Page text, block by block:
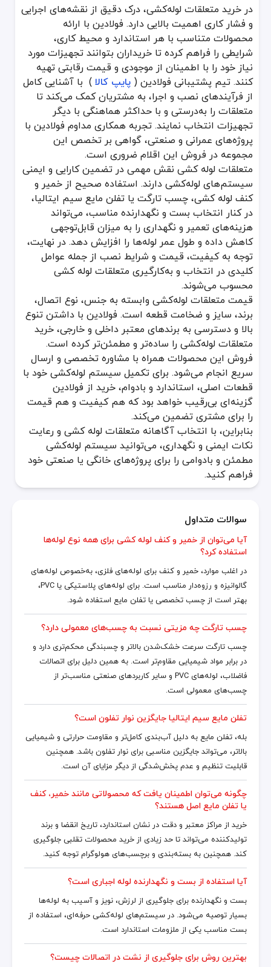
در خرید متعلقات لوله‌کشی، درک دقیق از نقشه‌های اجرایی
و فشار کاری اهمیت بالایی دارد. فولادین با ارائه
محصولات متناسب با هر استاندارد و محیط کاری،
شرایطی را فراهم کرده تا خریداران بتوانند تجهیزات مورد
نیاز خود را با اطمینان از موجودی و قیمت رقابتی تهیه
کنند. تیم پشتیبانی فولادین ( پایپ کالا) با آشنایی کامل
از فرآیندهای نصب و اجرا، به مشتریان کمک می‌کند تا
متعلقات را به‌درستی و با حداکثر هماهنگی با دیگر
تجهیزات انتخاب نمایند. تجربه همکاری مداوم فولادین با
پروژه‌های عمرانی و صنعتی، گواهی بر تخصص این
مجموعه در فروش این اقلام ضروری است.
متعلقات لوله کشی نقش مهمی در تضمین کارایی و ایمنی
سیستم‌های لوله‌کشی دارند. استفاده صحیح از خمیر و
کنف لوله کشی، چسب تارگت یا تفلن مایع سیم ایتالیا،
در کنار انتخاب بست و نگهدارنده مناسب، می‌تواند
هزینه‌های تعمیر و نگهداری را به میزان قابل‌توجهی
کاهش داده و طول عمر لوله‌ها را افزایش دهد. در نهایت،
توجه به کیفیت، قیمت و شرایط نصب از جمله عوامل
کلیدی در انتخاب و به‌کارگیری متعلقات لوله کشی
محسوب می‌شوند.
قیمت متعلقات لوله‌کشی وابسته به جنس، نوع اتصال،
برند، سایز و ضخامت قطعه است. فولادین با داشتن تنوع
بالا و دسترسی به برندهای معتبر داخلی و خارجی، خرید
متعلقات لوله‌کشی را ساده‌تر و مطمئن‌تر کرده است.
فروش این محصولات همراه با مشاوره تخصصی و ارسال
سریع انجام می‌شود. برای تکمیل سیستم لوله‌کشی خود با
قطعات اصلی، استاندارد و بادوام، خرید از فولادین
گزینه‌ای بی‌رقیب خواهد بود که هم کیفیت و هم قیمت
را برای مشتری تضمین می‌کند.
بنابراین، با انتخاب آگاهانه متعلقات لوله کشی و رعایت
نکات ایمنی و نگهداری، می‌توانید سیستم لوله‌کشی
مطمئن و بادوامی را برای پروژه‌های خانگی یا صنعتی خود
فراهم کنید.
سوالات متداول
آیا می‌توان از خمیر و کنف لوله کشی برای همه نوع لوله‌ها
استفاده کرد؟
در اغلب موارد، خمیر و کنف برای لوله‌های فلزی، به‌خصوص لوله‌های
گالوانیزه و رزوه‌دار مناسب است. برای لوله‌های پلاستیکی یا PVC،
بهتر است از چسب تخصصی یا تفلن مایع استفاده شود.
چسب تارگت چه مزیتی نسبت به چسب‌های معمولی دارد؟
چسب تارگت سرعت خشک‌شدن بالاتر و چسبندگی محکم‌تری دارد و
در برابر مواد شیمیایی مقاوم‌تر است. به همین دلیل برای اتصالات
فاضلاب، لوله‌های PVC و سایر کاربردهای صنعتی مناسب‌تر از
چسب‌های معمولی است.
تفلن مایع سیم ایتالیا جایگزین نوار تفلون است؟
بله، تفلن مایع به دلیل آب‌بندی کامل‌تر و مقاومت حرارتی و شیمیایی
بالاتر، می‌تواند جایگزین مناسبی برای نوار تفلون باشد. همچنین
قابلیت تنظیم و عدم پخش‌شدگی از دیگر مزایای آن است.
چگونه می‌توان اطمینان یافت که محصولاتی مانند خمیر، کنف
یا تفلن مایع اصل هستند؟
خرید از مراکز معتبر و دقت در نشان استاندارد، تاریخ انقضا و برند
تولیدکننده می‌تواند تا حد زیادی از خرید محصولات تقلبی جلوگیری
کند. همچنین به بسته‌بندی و برچسب‌های هولوگرام توجه کنید.
آیا استفاده از بست و نگهدارنده لوله اجباری است؟
بست و نگهدارنده برای جلوگیری از لرزش، نویز و آسیب به لوله‌ها
بسیار توصیه می‌شود. در سیستم‌های لوله‌کشی حرفه‌ای، استفاده از
بست مناسب یکی از ملزومات استاندارد است.
بهترین روش برای جلوگیری از نشت در اتصالات چیست؟